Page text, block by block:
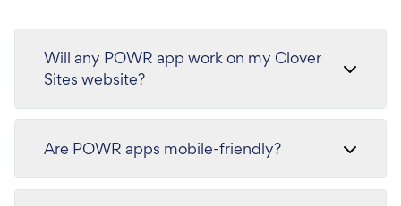
Will any POWR app work on my Clover
Sites website?
Are POWR apps mobile-friendly?